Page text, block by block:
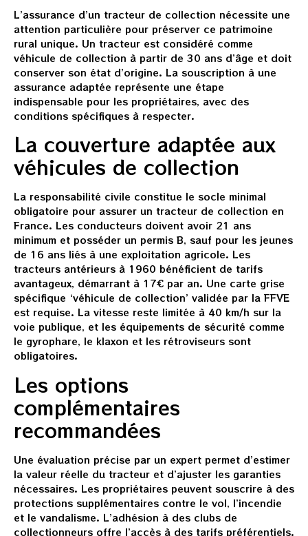
L’assurance d’un tracteur de collection nécessite une
attention particulière pour préserver ce patrimoine
rural unique. Un tracteur est considéré comme
véhicule de collection à partir de 30 ans d’âge et doit
conserver son état d’origine. La souscription à une
assurance adaptée représente une étape
indispensable pour les propriétaires, avec des
conditions spécifiques à respecter.
La couverture adaptée aux
véhicules de collection
La responsabilité civile constitue le socle minimal
obligatoire pour assurer un tracteur de collection en
France. Les conducteurs doivent avoir 21 ans
minimum et posséder un permis B, sauf pour les jeunes
de 16 ans liés à une exploitation agricole. Les
tracteurs antérieurs à 1960 bénéficient de tarifs
avantageux, démarrant à 17€ par an. Une carte grise
spécifique ‘véhicule de collection’ validée par la FFVE
est requise. La vitesse reste limitée à 40 km/h sur la
voie publique, et les équipements de sécurité comme
le gyrophare, le klaxon et les rétroviseurs sont
obligatoires.
Les options
complémentaires
recommandées
Une évaluation précise par un expert permet d’estimer
la valeur réelle du tracteur et d’ajuster les garanties
nécessaires. Les propriétaires peuvent souscrire à des
protections supplémentaires contre le vol, l’incendie
et le vandalisme. L’adhésion à des clubs de
collectionneurs offre l’accès à des tarifs préférentiels.